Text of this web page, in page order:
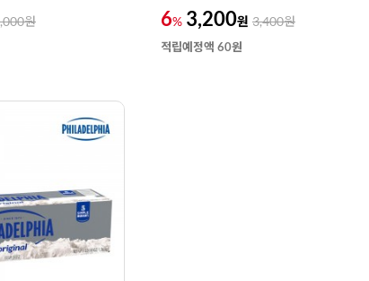
원 6% 3,200원 3,400원
적립예정액 60원